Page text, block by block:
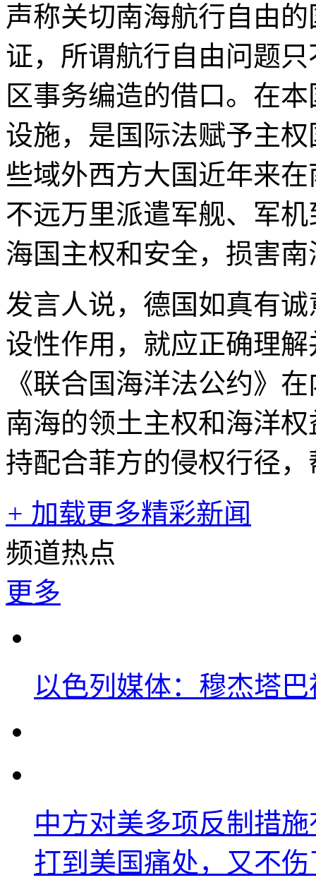
声称关切南海航行自由
证，所谓航行自由问题
区事务编造的借口。在
设施，是国际法赋予主
些域外西方大国近年来
不远万里派遣军舰、军
海国主权和安全，损害
发言人说，德国如真有
设性作用，就应正确理
《联合国海洋法公约》
南海的领土主权和海洋
持配合菲方的侵权行径
+ 加载更多精彩新闻
频道热点
更多
以色列媒体：穆杰塔
中方对美多项反制措
打到美国痛处，又不